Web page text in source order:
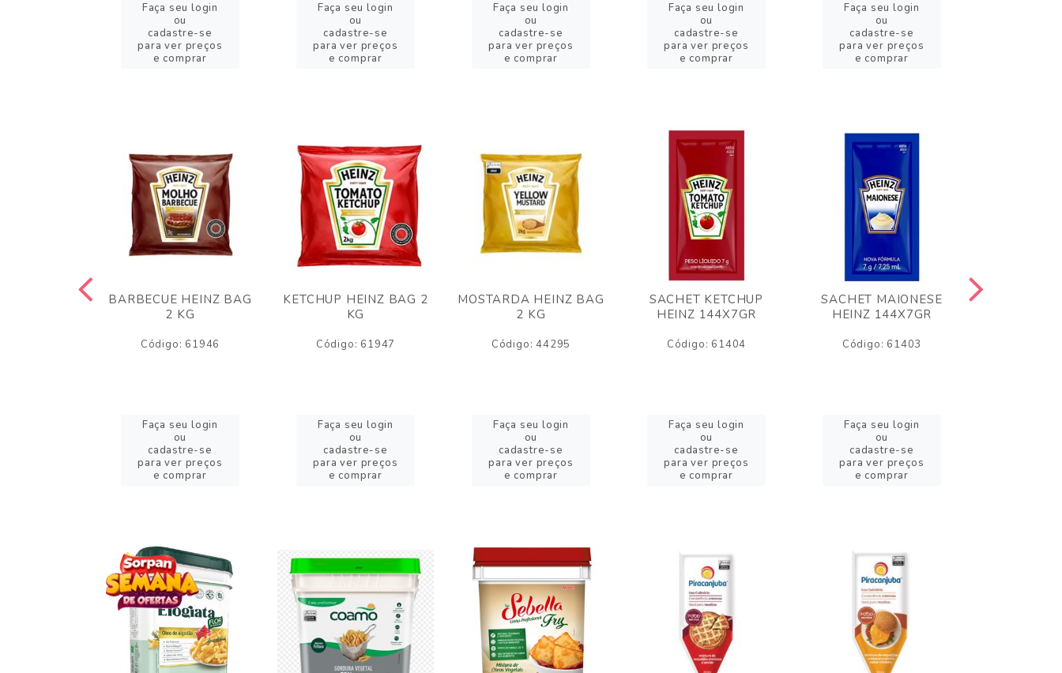
Faça seu login
ou
cadastre-se
para ver preços
e comprar
Faça seu login
ou
cadastre-se
para ver preços
e comprar
Faça seu login
ou
cadastre-se
para ver preços
e comprar
Faça seu login
ou
cadastre-se
para ver preços
e comprar
Faça seu login
ou
cadastre-se
para ver preços
e comprar
BARBECUE HEINZ BAG
2 KG
Código: 61946
Faça seu login
ou
cadastre-se
para ver preços
e comprar
KETCHUP HEINZ BAG 2
KG
Código: 61947
Faça seu login
ou
cadastre-se
para ver preços
e comprar
MOSTARDA HEINZ BAG
2 KG
Código: 44295
Faça seu login
ou
cadastre-se
para ver preços
e comprar
SACHET KETCHUP
HEINZ 144X7GR
Código: 61404
Faça seu login
ou
cadastre-se
para ver preços
e comprar
SACHET MAIONESE
HEINZ 144X7GR
Código: 61403
Faça seu login
ou
cadastre-se
para ver preços
e comprar